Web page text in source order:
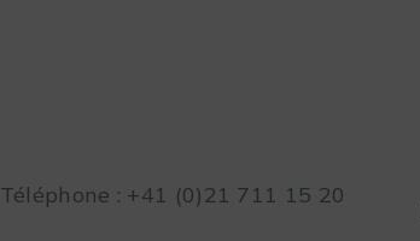
Téléphone : +41 (0)21 711 15 20